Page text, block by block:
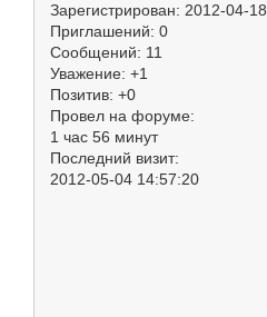
Зарегистрирован: 2012-04-18
Приглашений: 0
Сообщений: 11
Уважение: +1
Позитив: +0
Провел на форуме:
1 час 56 минут
Последний визит:
2012-05-04 14:57:20